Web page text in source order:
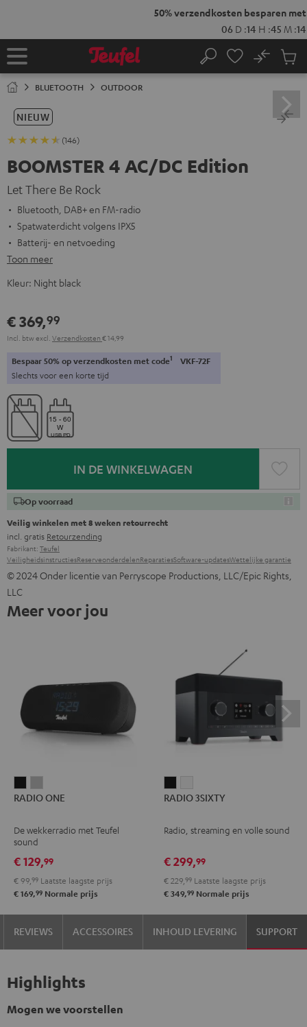
50% verzendkosten besparen met
VKF-72F
Home Zoeken
No
BLUETOOTH OUTDOOR
NIEUW
(146)
BOOMSTER 4 AC/DC Edition
Let There Be Rock
Bluetooth, DAB+ en FM-radio
Spatwaterdicht volgens IPX5
Batterij- en netvoeding
Toon meer
Kleur: Night black
€ 369,99
Incl. btwexcl. Verzendkosten € 14,99
Bespaar 50% op verzendkosten met code1 VKF-72F
Slechts voor een korte tijd
IN DE WINKELWAGEN
Op voorraad
Veilig winkelen met 8 weken retourrecht
incl. gratis Retourzending
Fabrikant: Teufel
VeiligheidsinstructiesReserveonderdelenReparatiesSoftware-updatesWettelijke garantie
© 2024 Onder licentie van Perryscope Productions, LLC/Epic Rights,
LLC
Meer voor jou
ONEONE
gray
RADIO ONE
De wekkerradio met Teufel
sound
€ 129,99
€ 99, 99 Laatste laagste prijs
€ 169,99 Normale prijs
3SIXTY3SIXTY
RADIO 3SIXTY
Radio, streaming en volle sound
€ 299,99
€ 229, 99 Laatste laagste prijs
€ 349,99 Normale prijs
REVIEWS ACCESSOIRES INHOUD LEVERING SUPPORT
Highlights
Mogen we voorstellen